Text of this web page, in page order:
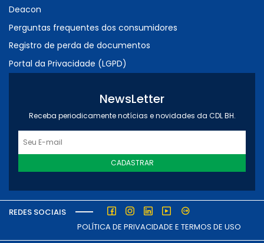
Deacon
Perguntas frequentes dos consumidores
Registro de perda de documentos
Portal da Privacidade (LGPD)
NewsLetter
Receba periodicamente notícias e novidades da CDL BH.
CADASTRAR
REDES SOCIAIS
POLÍTICA DE PRIVACIDADE E TERMOS DE USO